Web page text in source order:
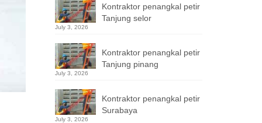
Kontraktor penangkal petir
Tanjung selor
July 3, 2026
Kontraktor penangkal petir
Tanjung pinang
July 3, 2026
Kontraktor penangkal petir
Surabaya
July 3, 2026